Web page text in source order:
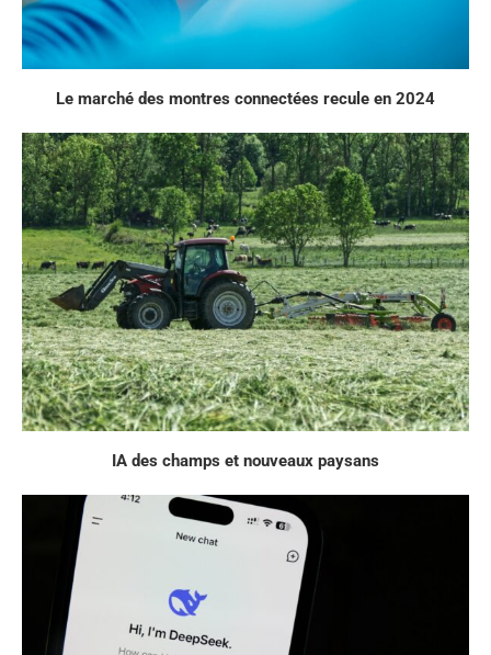
Le marché des montres connectées recule en 2024
IA des champs et nouveaux paysans